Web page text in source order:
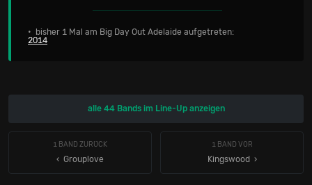
• bisher 1 Mal am Big Day Out Adelaide aufgetreten:
2014
alle 44 Bands im Line-Up anzeigen
1 BAND ZURÜCK
‹ Grouplove
1 BAND VOR
Kingswood